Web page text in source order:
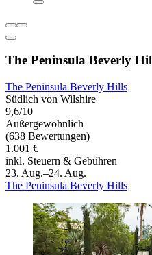
The Peninsula Beverly
The Peninsula Beverly Hills
Südlich von Wilshire
9,6/10
Außergewöhnlich
(638 Bewertungen)
1.001 €
inkl. Steuern & Gebühren
23. Aug.–24. Aug.
The Peninsula Beverly Hills